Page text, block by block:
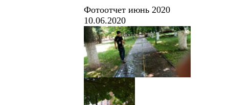
Фотоотчет июнь 2020
10.06.2020